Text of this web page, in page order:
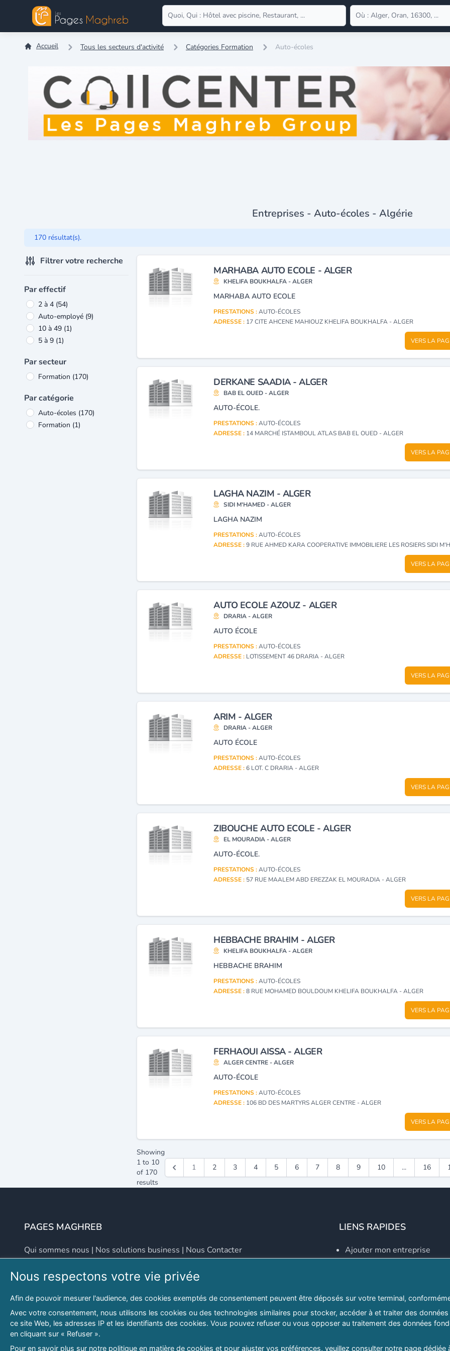
Accueil Tous les secteurs d'activité Catégories Formation Auto-écoles
Entreprises - Auto-écoles - Algérie
170 résultat(s).
Filtrer votre recherche
Par effectif
2 à 4 (54)
Auto-employé (9)
10 à 49 (1)
5 à 9 (1)
Par secteur
Formation (170)
Par catégorie
Auto-écoles (170)
Formation (1)
MARHABA AUTO ECOLE - ALGER
KHELIFA BOUKHALFA - ALGER
MARHABA AUTO ECOLE
PRESTATIONS :AUTO-ÉCOLES
ADRESSE : 17 CITE AHCENE MAHIOUZ KHELIFA BOUKHALFA - ALGER
VERS LA
DERKANE SAADIA - ALGER
BAB EL OUED - ALGER
AUTO-ÉCOLE.
PRESTATIONS :AUTO-ÉCOLES
ADRESSE : 14 MARCHÉ ISTAMBOUL ATLAS BAB EL OUED - ALGER
VERS LA
LAGHA NAZIM - ALGER
SIDI M'HAMED - ALGER
LAGHA NAZIM
PRESTATIONS :AUTO-ÉCOLES
ADRESSE :9 RUE AHMED KARA COOPERATIVE IMMOBILIERE LES ROSIERS SIDI M'HAMED -
VERS LA
AUTO ECOLE AZOUZ - ALGER
DRARIA - ALGER
AUTO ÉCOLE
PRESTATIONS :AUTO-ÉCOLES
ADRESSE : LOTISSEMENT 46 DRARIA - ALGER
VERS LA
ARIM - ALGER
DRARIA - ALGER
AUTO ÉCOLE
PRESTATIONS :AUTO-ÉCOLES
ADRESSE :6 LOT. C DRARIA - ALGER
VERS LA
ZIBOUCHE AUTO ECOLE - ALGER
EL MOURADIA - ALGER
AUTO-ÉCOLE.
PRESTATIONS :AUTO-ÉCOLES
ADRESSE : 57 RUE MAALEM ABD EREZZAK EL MOURADIA - ALGER
VERS LA
HEBBACHE BRAHIM - ALGER
KHELIFA BOUKHALFA - ALGER
HEBBACHE BRAHIM
PRESTATIONS :AUTO-ÉCOLES
ADRESSE :8 RUE MOHAMED BOULDOUM KHELIFA BOUKHALFA - ALGER
VERS LA
FERHAOUI AISSA - ALGER
ALGER CENTRE - ALGER
AUTO-ÉCOLE
PRESTATIONS :AUTO-ÉCOLES
ADRESSE : 106 BD DES MARTYRS ALGER CENTRE - ALGER
VERS LA
Showing
1 to 10
of 170
results
1 2 3 4 5 6 7 8 9 10 ... 16
PAGES MAGHREB
Qui sommes nous | Nos solutions business | Nous Contacter
Adresse
46 LOT. PETITE PROVENCE SIDI YAHIA
Hydra, Alger (16), Algérie
Email
contact@lespagesmaghreb.com
LIENS RAPIDES
Ajouter mon entreprise
Explorer par secteurs
Explorer par willayas
Le Guide D'Alger, guide-
Nous respectons votre vie privée
Afin de pouvoir mesurer l'audience, des cookies exemptés de consentement peuvent être déposés sur votre terminal,
Avec votre consentement, nous utilisons les cookies ou des technologies similaires pour stocker, accéder à et traiter des
ce site Web, les adresses IP et les identifiants des cookies. Vous pouvez refuser ou vous opposer au traitement des données
en cliquant sur « Refuser ».
Pour en savoir plus sur notre politique en matière de cookies et pour ajuster vos préférences, veuillez consulter notre page